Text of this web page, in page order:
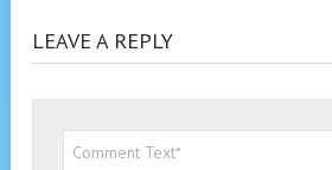
LEAVE A REPLY